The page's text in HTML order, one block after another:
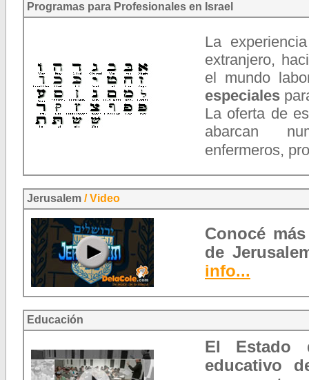
Programas para Profesionales en Israel
La
extranjero,
el mundo
especiales
La oferta de
abarcan
enfermeros,
Jerusalem / Video
Conocé
de
info...
Educación
El Estado
educativo